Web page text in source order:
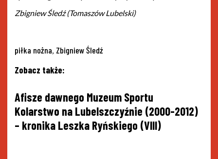
Zbigniew Śledź (Tomaszów Lubelski)
Tags
piłka nożna, Zbigniew Śledź
Zobacz także:
Nawigacja
wpisu
Afisze dawnego Muzeum Sportu
Kolarstwo na Lubelszczyźnie (2000-2012)
– kronika Leszka Ryńskiego (VIII)